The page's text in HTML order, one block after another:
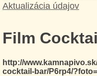
Aktualizácia údajov
Film
http://
cocktail-bar/P6rp4/